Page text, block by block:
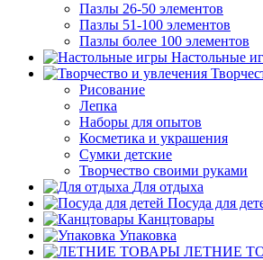
Пазлы 26-50 элементов
Пазлы 51-100 элементов
Пазлы более 100 элементов
Настольные
Рисование
Лепка
Наборы для опытов
Косметика и украшения
Сумки детские
Творчество своими руками
Для отдыха
Посуда для
Канцтовары
Упаковка
ЛЕТНИЕ